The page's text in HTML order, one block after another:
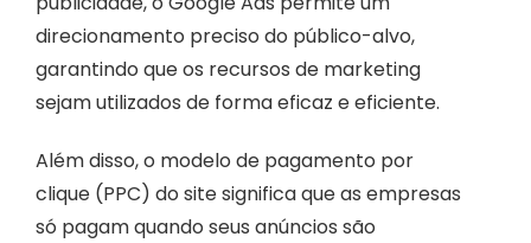
direcionamento preciso do público-alvo,
garantindo que os recursos de marketing
sejam utilizados de forma eficaz e eficiente.
Além disso, o modelo de pagamento por
clique (PPC) do site significa que as empresas
só pagam quando seus anúncios são